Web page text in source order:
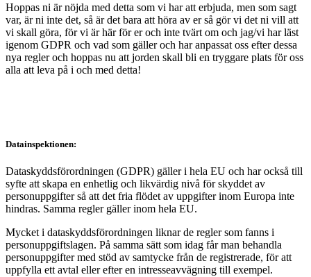
Hoppas ni är nöjda med detta som vi har att erbjuda, men som sagt
var, är ni inte det, så är det bara att höra av er så gör vi det ni vill att
vi skall göra, för vi är här för er och inte tvärt om och jag/vi har läst
igenom GDPR och vad som gäller och har anpassat oss efter dessa
nya regler och hoppas nu att jorden skall bli en tryggare plats för oss
alla att leva på i och med detta!
Datainspektionen:
Dataskyddsförordningen (GDPR) gäller i hela EU och har också till
syfte att skapa en enhetlig och likvärdig nivå för skyddet av
personuppgifter så att det fria flödet av uppgifter inom Europa inte
hindras. Samma regler gäller inom hela EU.
Mycket i dataskyddsförordningen liknar de regler som fanns i
personuppgiftslagen. På samma sätt som idag får man behandla
personuppgifter med stöd av samtycke från de registrerade, för att
uppfylla ett avtal eller efter en intresseavvägning till exempel.